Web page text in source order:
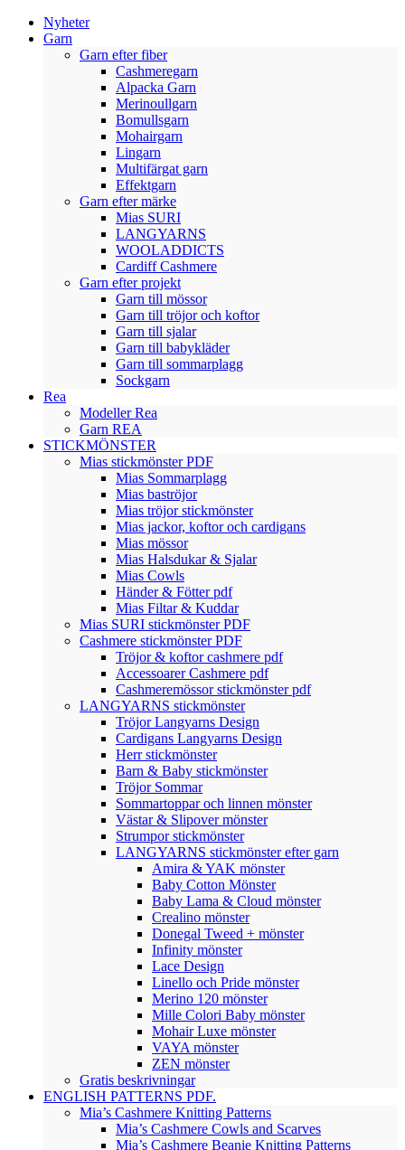
Nyheter
Garn
Garn efter fiber
Cashmeregarn
Alpacka Garn
Merinoullgarn
Bomullsgarn
Mohairgarn
Lingarn
Multifärgat garn
Effektgarn
Garn efter märke
Mias SURI
LANGYARNS
WOOLADDICTS
Cardiff Cashmere
Garn efter projekt
Garn till mössor
Garn till tröjor och koftor
Garn till sjalar
Garn till babykläder
Garn till sommarplagg
Sockgarn
Rea
Modeller Rea
Garn REA
STICKMÖNSTER
Mias stickmönster PDF
Mias Sommarplagg
Mias baströjor
Mias tröjor stickmönster
Mias jackor, koftor och cardigans
Mias mössor
Mias Halsdukar & Sjalar
Mias Cowls
Händer & Fötter pdf
Mias Filtar & Kuddar
Mias SURI stickmönster PDF
Cashmere stickmönster PDF
Tröjor & koftor cashmere pdf
Accessoarer Cashmere pdf
Cashmeremössor stickmönster pdf
LANGYARNS stickmönster
Tröjor Langyarns Design
Cardigans Langyarns Design
Herr stickmönster
Barn & Baby stickmönster
Tröjor Sommar
Sommartoppar och linnen mönster
Västar & Slipover mönster
Strumpor stickmönster
LANGYARNS stickmönster efter garn
Amira & YAK mönster
Baby Cotton Mönster
Baby Lama & Cloud mönster
Crealino mönster
Donegal Tweed + mönster
Infinity mönster
Lace Design
Linello och Pride mönster
Merino 120 mönster
Mille Colori Baby mönster
Mohair Luxe mönster
VAYA mönster
ZEN mönster
Gratis beskrivningar
ENGLISH PATTERNS PDF.
Mia’s Cashmere Knitting Patterns
Mia’s Cashmere Cowls and Scarves
Mia’s Cashmere Beanie Knitting Patterns